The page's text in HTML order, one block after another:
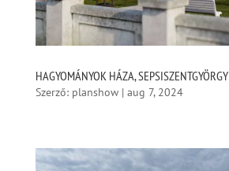
HAGYOMÁNYOK HÁZA, SEPSISZENTGYÖRGY
Szerző: planshow| aug 7, 2024